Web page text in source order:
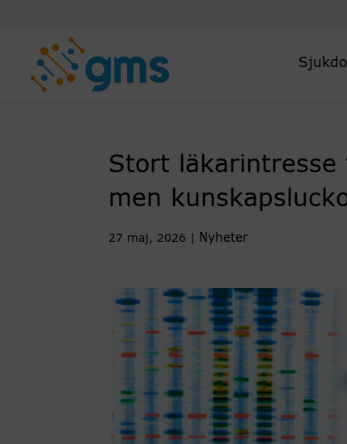
Stort
men
27 maj, 2026 Nyheter